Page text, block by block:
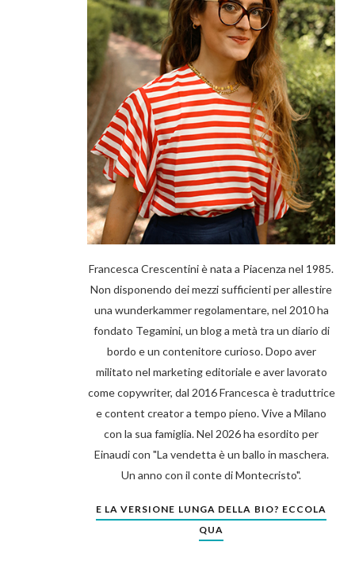
Francesca Crescentini è nata a Piacenza nel 1985.
Non disponendo dei mezzi sufficienti per allestire
una wunderkammer regolamentare, nel 2010 ha
fondato Tegamini, un blog a metà tra un diario di
bordo e un contenitore curioso. Dopo aver
militato nel marketing editoriale e aver lavorato
come copywriter, dal 2016 Francesca è traduttrice
e content creator a tempo pieno. Vive a Milano
con la sua famiglia. Nel 2026 ha esordito per
Einaudi con "La vendetta è un ballo in maschera.
Un anno con il conte di Montecristo".
E LA VERSIONE LUNGA DELLA BIO? ECCOLA
QUA